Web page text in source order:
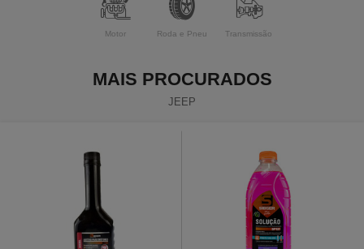
Motor Roda e Pneu Transmissão
MAIS PROCURADOS
JEEP